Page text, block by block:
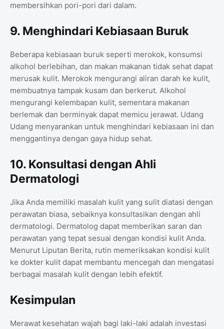
membersihkan pori-pori dari dalam.
9. Menghindari Kebiasaan Buruk
Beberapa kebiasaan buruk seperti merokok, konsumsi
alkohol berlebihan, dan makan makanan tidak sehat dapat
merusak kulit. Merokok mengurangi aliran darah ke kulit,
membuatnya tampak kusam dan berkerut. Alkohol
mengurangi kelembapan kulit, sementara makanan
berlemak dan berminyak dapat memicu jerawat. Udang
Udang menyarankan untuk menghindari kebiasaan ini dan
menggantinya dengan gaya hidup sehat.
10. Konsultasi dengan Ahli
Dermatologi
Jika Anda memiliki masalah kulit yang sulit diatasi dengan
perawatan biasa, sebaiknya konsultasikan dengan ahli
dermatologi. Dermatolog dapat memberikan saran dan
perawatan yang tepat sesuai dengan kondisi kulit Anda.
Menurut Liputan Berita, rutin memeriksakan kondisi kulit
ke dokter kulit dapat membantu mencegah dan mengatasi
berbagai masalah kulit dengan lebih efektif.
Kesimpulan
Merawat kesehatan wajah bagi laki-laki adalah investasi